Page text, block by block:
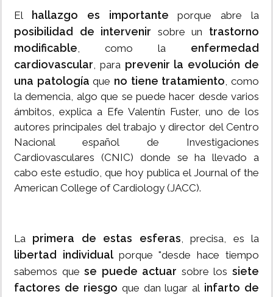
El hallazgo es importante porque abre la
posibilidad de intervenir sobre un trastorno
modificable, como la enfermedad
cardiovascular, para prevenir la evolución de
una patología que no tiene tratamiento, como
la demencia, algo que se puede hacer desde varios
ámbitos, explica a Efe Valentín Fuster, uno de los
autores principales del trabajo y director del Centro
Nacional español de Investigaciones
Cardiovasculares (CNIC) donde se ha llevado a
cabo este estudio, que hoy publica el Journal of the
American College of Cardiology (JACC).
La primera de estas esferas, precisa, es la
libertad individual porque "desde hace tiempo
sabemos que se puede actuar sobre lossiete
factores de riesgo que dan lugar al infarto de